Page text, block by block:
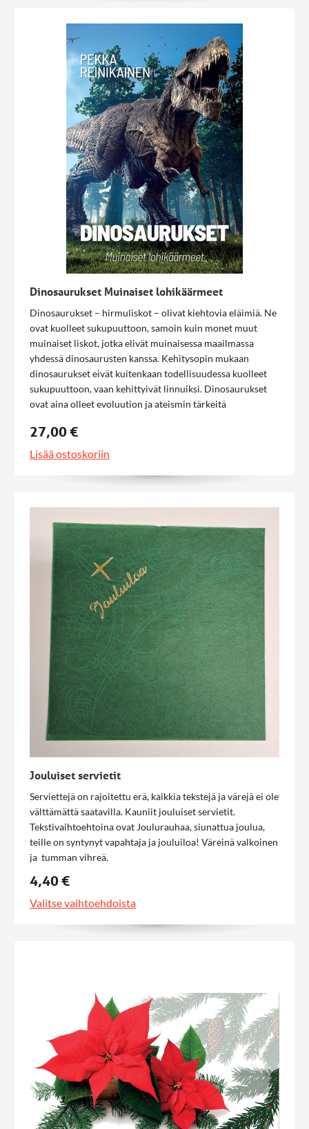
Dinosaurukset Muinaiset lohikäärmeet
Dinosaurukset – hirmuliskot – olivat kiehtovia eläimiä. Ne
ovat kuolleet sukupuuttoon, samoin kuin monet muut
muinaiset liskot, jotka elivät muinaisessa maailmassa
yhdessä dinosaurusten kanssa. Kehitysopin mukaan
dinosaurukset eivät kuitenkaan todellisuudessa kuolleet
sukupuuttoon, vaan kehittyivät linnuiksi. Dinosaurukset
ovat aina olleet evoluution ja ateismin tärkeitä
että dinosaurukset ilmestyivät maapallolle 230 miljoonaa
vuotta sitten ja kuolivat pois 65 miljoonaa vuotta sitten.
eivät yllättäen olekaan.Tämän kirjan tarkoitus on antaa
perustamaan näkemyksensä sellaisiin tutkimustuloksiin,
jotka voidaan toistaa laboratoriossa, ja jotka eivät ole
ristiriidassa fysiikan ja kemian lakien kanssa. Jos väitettä ei
voida kokeellisesti osoittaa mahdolliseksi, on siihen syytä
suhtautua epäillen ja pohtia myös, miksi meille halutaan
uskotella, että väite uusdarvinismin vuosimiljoonista on
”totta”. Naturalistinen todellisuuskäsitys ei saa sanella,
mitä mieltä on lupa olla, mitä saa tutkia ja mitä julkaista.
Naturalismin mukaan kaikki voidaan selittää
luonnonlakien avulla. Luontoa pitää kuitenkin saada tutkia
myös älykkään suunnittelun näkökulmasta. Vasta silloin
tiede olisi naturalistisista ennakkokäsityksistä vapaata ja
todisteet saisivat puhua puolestaan.
27,00 €
Lisää ostoskoriin
Jouluiset servietit
Serviettejä on rajoitettu erä, kaikkia tekstejä ja värejä ei ole
välttämättä saatavilla. Kauniit jouluiset servietit.
Tekstivaihtoehtoina ovat Joulurauhaa, siunattua joulua,
teille on syntynyt vapahtaja ja jouluiloa! Väreinä valkoinen
ja tumman vihreä.
4,40 €
Valitse vaihtoehdoista